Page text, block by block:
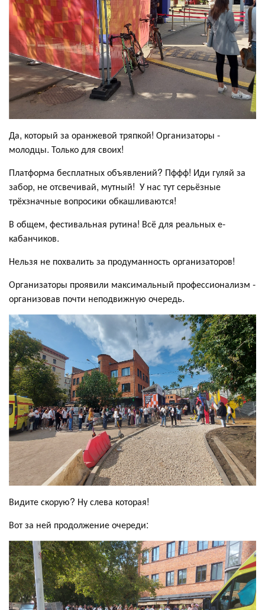
Да, который за оранжевой тряпкой! Организаторы -
молодцы. Только для своих!
Платформа бесплатных объявлений? Пффф! Иди гуляй за
забор, не отсвечивай, мутный! У нас тут серьёзные
трёхзначные вопросики обкашливаются!
В общем, фестивальная рутина! Всё для реальных е-
кабанчиков.
Нельзя не похвалить за продуманность организаторов!
Организаторы проявили максимальный профессионализм -
организовав почти неподвижную очередь.
Видите скорую? Ну слева которая!
Вот за ней продолжение очереди: